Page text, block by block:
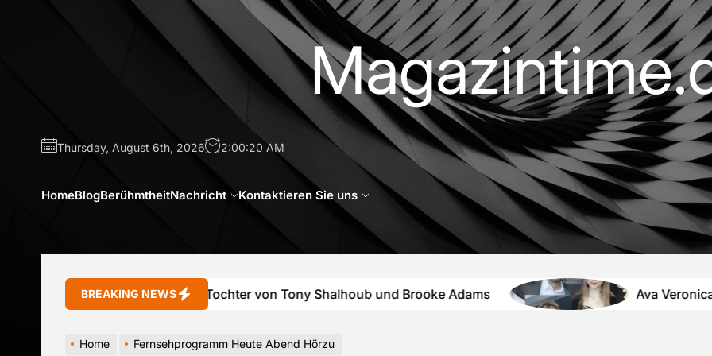
Thursday, August 6th, 2026 2:00:21 AM
HomeBlogBerühmtheitNachricht Kontaktieren Sie uns
BREAKING NEWS
Sophie Shalhoub Tochter von Tony Shalhoub und Brooke Adams Ava Veronica
Home Fernsehprogramm Heute Abend Hörzu